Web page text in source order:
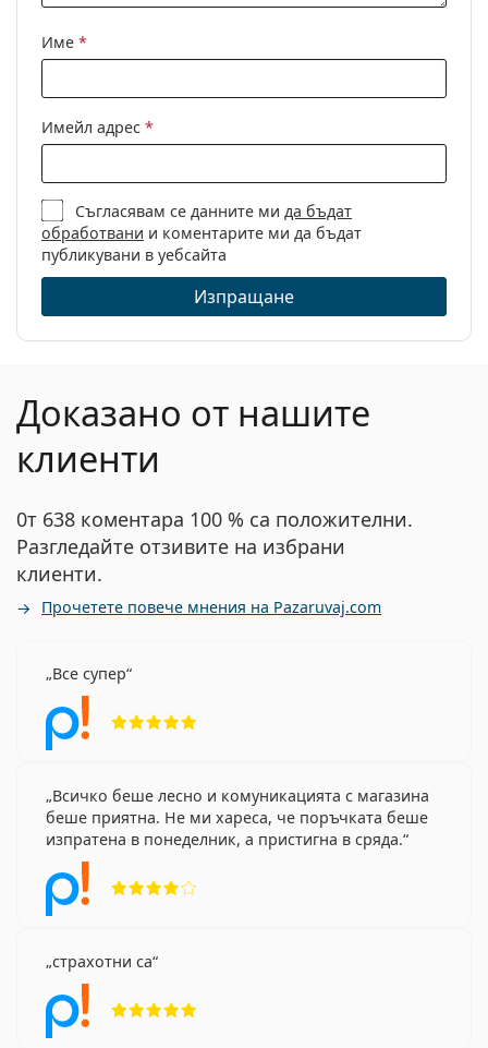
почистване:
Да
Категория:
Диоптрични очила
Марка:
Victoria Beckham
Код:
VB232 011 20 53
Име *
Имейл адрес *
Съгласявам се данните ми да бъдат
обработвани и коментарите ми да бъдат
публикувани в уебсайта
Изпращане
Доказано от нашите
клиенти
0т 638 коментара 100 % са положителни.
Разгледайте отзивите на избрани
клиенти.
Прочетете повече мнения на Pazaruvaj.com
Все супер
Всичко беше лесно и комуникацията с магазина
беше приятна. Не ми хареса, че поръчката беше
изпратена в понеделник, а пристигна в сряда.
страхотни са